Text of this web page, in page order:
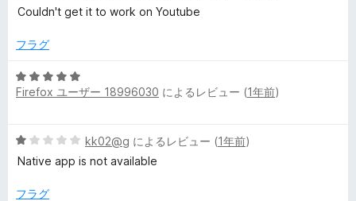
価
2
評
段
中
の
評
Couldn't get it to work on Youtube
フラグ
5
段
5
の
価
Firefox ユーザー 18996030 によるレビュー (1年前)
5
段
中
kk02@g によるレビュー (1年前)
Native app is not available
フラグ